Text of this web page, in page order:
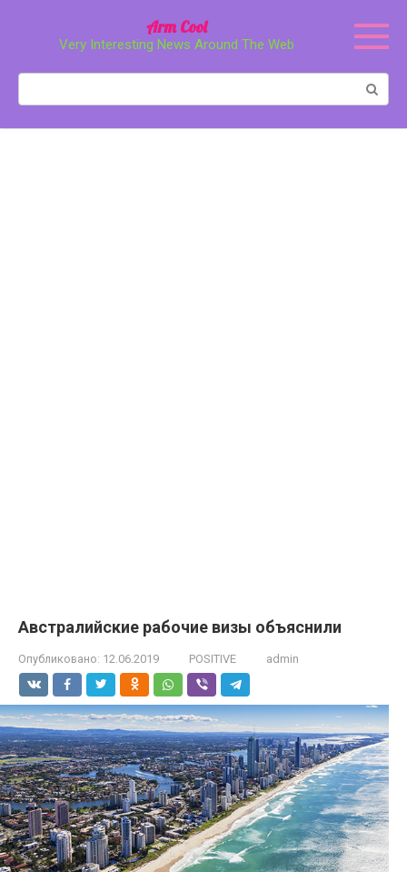
Arm Cool
Very Interesting News Around The Web
Австралийские рабочие визы объяснили
Опубликовано: 12.06.2019 POSITIVE admin